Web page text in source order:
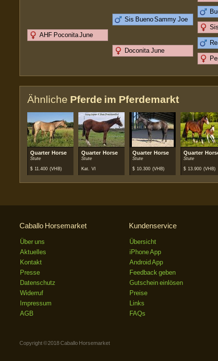
AHF Poconita June
Sis Bueno Sammy Joe
Doconita June
Ähnliche Pferde im Pferdemarkt
Quarter Horse
Stute
$ 11.400 (VHB)
Quarter Horse
Stute
Kat. VI
Quarter Horse
Stute
$ 10.300 (VHB)
Quarter
Stute
$ 13.900 (VHB)
Caballo Horsemarket
Über uns
Aktuelles
Kontakt
Presse
Datenschutz
Widerruf
Impressum
AGB
Kundenservice
Übersicht
iPhone App
Android App
Feedback geben
Gutschein einlösen
Preise
Links
FAQs
Copyright © 2018 Caballo Horsemarket